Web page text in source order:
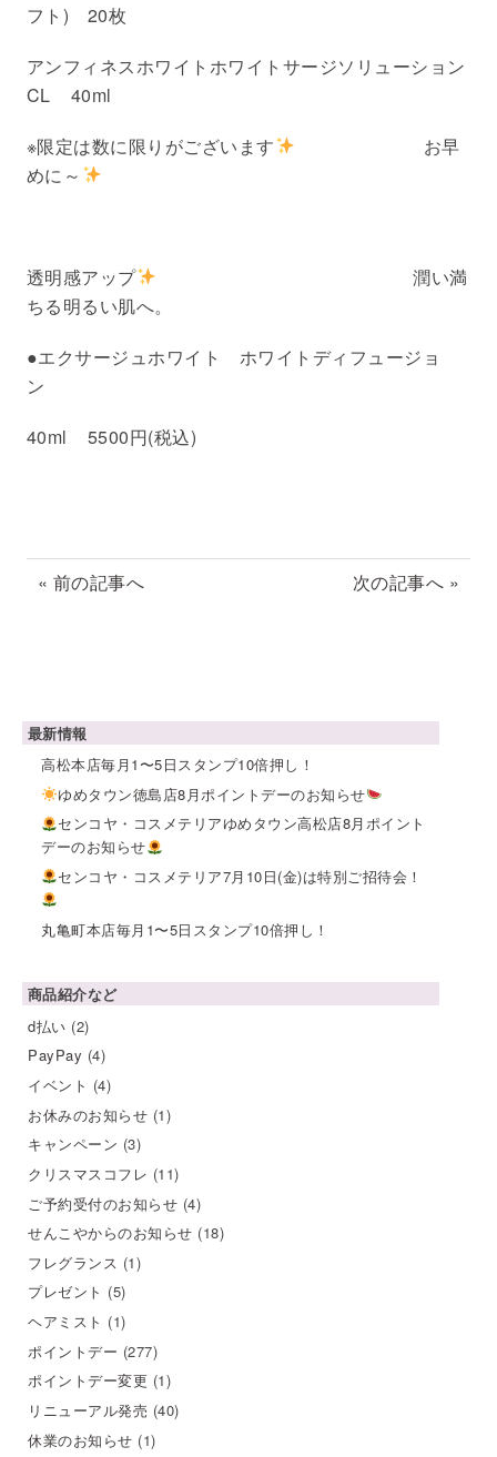
フト) 20枚
アンフィネスホワイトホワイトサージソリューション
CL 40ml
※限定は数に限りがございます
お早
めに～
透明感アップ
潤い満
ちる明るい肌へ。
●エクサージュホワイト ホワイトディフュージョ
ン
40ml 5500円(税込)
« 前の記事へ 次の記事へ »
最新情報
高松本店毎月1〜5日スタンプ10倍押し！
ゆめタウン徳島店8月ポイントデーのお知らせ
センコヤ・コスメテリアゆめタウン高松店8月ポイント
デーのお知らせ
センコヤ・コスメテリア7月10日(金)は特別ご招待会！
丸亀町本店毎月1〜5日スタンプ10倍押し！
商品紹介など
d払い (2)
PayPay (4)
イベント (4)
お休みのお知らせ (1)
キャンペーン (3)
クリスマスコフレ (11)
ご予約受付のお知らせ (4)
せんこやからのお知らせ (18)
フレグランス (1)
プレゼント (5)
ヘアミスト (1)
ポイントデー (277)
ポイントデー変更 (1)
リニューアル発売 (40)
休業のお知らせ (1)